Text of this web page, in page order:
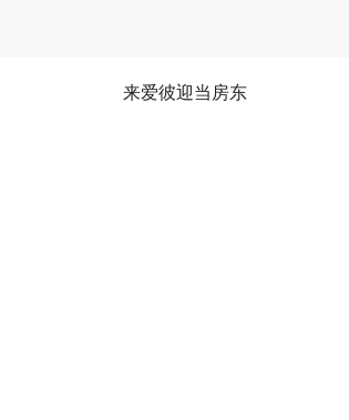
来爱彼迎当房东